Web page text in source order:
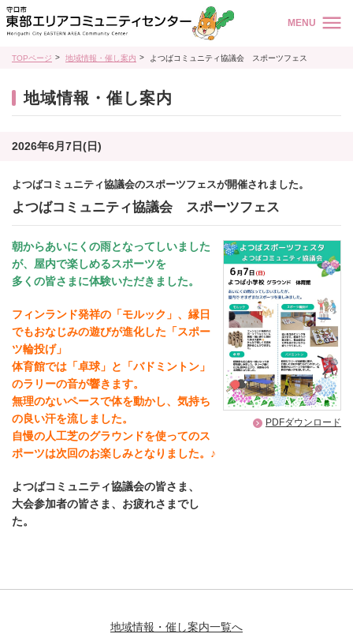
MENU
TOPページ 地域情報・催し案内 よつばコミュニティ協議会 スポーツフェス
地域情報・催し案内
2026年6月7日(日)
よつばコミュニティ協議会のスポーツフェスが開催されました。
よつばコミュニティ協議会 スポーツフェス
朝からあいにくの雨となってしいました
が、屋内で楽しめるスポーツを
多くの皆さまに体験いただきました。
フィンランド発祥の「モルック」、縁日
でもおなじみの遊びが進化した「スポー
ツ輪投げ」
体育館では「卓球」と「バドミントン」
のラリーの音が響きます。
無理のないペースで体を動かし、気持ち
の良い汗を流しました。
自慢の人工芝のグラウンドを使ってのス
ポーツは次回のお楽しみとなりました。♪
よつばコミュニティ協議会の皆さま、
大会参加者の皆さま 、お疲れさまでし
た。
PDFダウンロード
地域情報・催し案内一覧へ